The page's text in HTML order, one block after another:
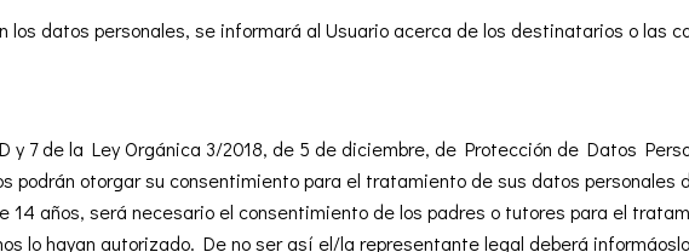
los datos personales, se informará al Usuario acerca de los destinatarios o las
y 7 de la Ley Orgánica 3/2018, de 5 de diciembre, de Protección de Datos
podrán otorgar su consentimiento para el tratamiento de sus datos personales
14 años, será necesario el consentimiento de los padres o tutores para el
lo hayan autorizado. De no ser así el/la representante legal deberá